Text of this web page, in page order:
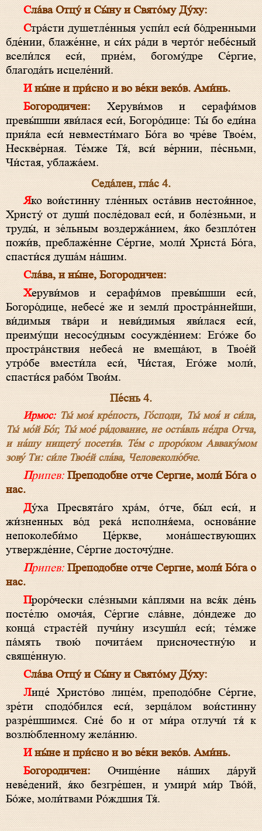
Сла́ва Отцу́ и Сы́ну и Свято́му Ду́ху:
Стра́сти душетле́нныя успи́л еси́ бо́дренными
бде́нии, блаже́нне, и си́х ра́ди в черто́г небе́сный
всели́лся еси́, прие́м, богому́дре Се́ргие,
благода́ть исцеле́ний.
И ны́не и при́сно и во ве́ки веко́в. Ами́нь.
Богородичен:Херуви́мов и серафи́мов
превы́шши яви́лася еси́, Богоро́дице: Ты́ бо еди́на
прия́ла еси́ невмести́маго Бо́га во чре́ве Твое́м,
Нескве́рная. Те́мже Тя́, вси́ ве́рнии, пе́сньми,
Чи́стая, ублажа́ем.
Седа́лен, гла́с 4.
Яко вои́стинну тле́нных оста́вив нестоя́нное,
Христу́ от души́ после́довал еси́, и боле́зньми, и
труды́, и зе́льным воздержа́нием, я́ко безпло́тен
пожи́в, преблаже́нне Се́ргие, моли́ Христа́ Бо́га,
спасти́ся душа́м на́шим.
Сла́ва, и ны́не, Богородичен:
Херуви́мов и серафи́мов превы́шши еси́,
Богоро́дице, небесе́ же и земли́ простра́ннейши,
ви́димыя тва́ри и неви́димыя яви́лася еси́,
преиму́щи несосу́дным сосужде́нием: Его́же бо
простра́нствия небеса́ не вмеща́ют, в Твое́й
утро́бе вмести́ла еси́, Чи́стая, Его́же моли́,
спасти́ся рабо́м Твои́м.
Пе́снь 4.
Ирмос:Ты́ моя́ кре́пость, Го́споди, Ты́ моя́ и си́ла,
Ты́ мо́й Бо́г, Ты́ мое́ ра́дование, не оста́вль не́дра Отча,
и на́шу нищету́ посети́в. Те́м с проро́ком Авваку́мом
зову́ Ти: си́ле Твое́й сла́ва, Человеколю́бче.
Припев: Преподобне отче Сергие, моли́ Бо́га о
нас.
Ду́ха Пресвята́го хра́м, о́тче, бы́л еси́, и
жи́зненных во́д река́ исполня́ема, основа́ние
непоколеби́мо Це́ркве, мона́шествующих
утвержде́ние, Се́ргие досточу́дне.
Припев: Преподобне отче Сергие, моли́ Бо́га о
нас.
Проро́чески сле́зными ка́плями на вся́к де́нь
посте́лю омоча́я, Се́ргие сла́вне, до́ндеже до
конца́ страсте́й пучи́ну изсуши́л еси́; те́мже
па́мять твою́ почита́ем присночестну́ю и
свяще́нную.
Сла́ва Отцу́ и Сы́ну и Свято́му Ду́ху:
Лице́ Христо́во лице́м, преподо́бне Се́ргие,
зре́ти сподо́бился еси́, зерца́лом вои́стинну
разре́шшимся. Сие́ бо и от ми́ра отлучи́ тя́ к
возлю́бленному жела́нию.
И ны́не и при́сно и во ве́ки веко́в. Ами́нь.
Богородичен:Очище́ние на́ших да́руй
неве́дений, я́ко безгре́шен, и умири́ ми́р Тво́й,
Бо́же, моли́твами Ро́ждшия Тя́.